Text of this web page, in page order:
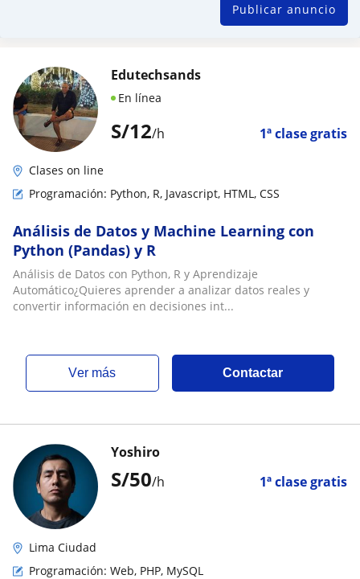
Publicar anuncio
S/12/h 1ª clase gratis
Edutechsands
En línea
Clases on line
Programación: Python, R, Javascript, HTML, CSS
Análisis de Datos y Machine Learning con
Python (Pandas) y R
Análisis de Datos con Python, R y Aprendizaje
Automático¿Quieres aprender a analizar datos reales y
convertir información en decisiones int...
ver más Contactar
S/50/h 1ª clase gratis
Yoshiro
Lima Ciudad
Programación: Web, PHP, MySQL